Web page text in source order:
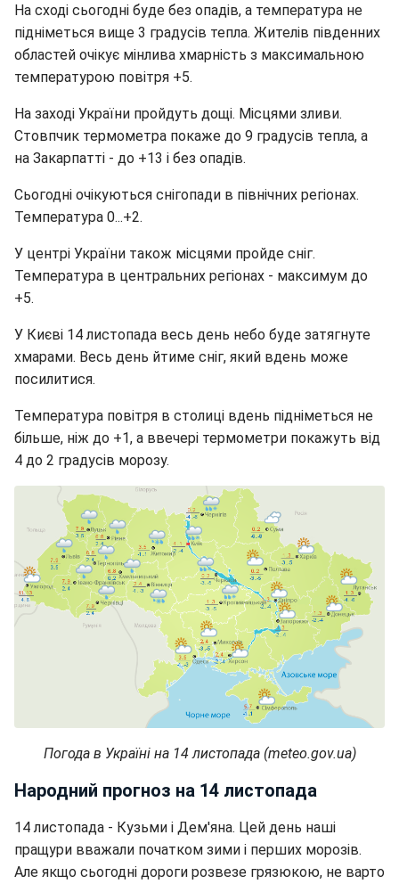
На сході сьогодні буде без опадів, а температура не
підніметься вище 3 градусів тепла. Жителів південних
областей очікує мінлива хмарність з максимальною
температурою повітря +5.
На заході України пройдуть дощі. Місцями зливи.
Стовпчик термометра покаже до 9 градусів тепла, а
на Закарпатті - до +13 і без опадів.
Сьогодні очікуються снігопади в північних регіонах.
Температура 0...+2.
У центрі України також місцями пройде сніг.
Температура в центральних регіонах - максимум до
+5.
У Києві 14 листопада весь день небо буде затягнуте
хмарами. Весь день йтиме сніг, який вдень може
посилитися.
Температура повітря в столиці вдень підніметься не
більше, ніж до +1, а ввечері термометри покажуть від
4 до 2 градусів морозу.
Погода в Україні на 14 листопада (meteo.gov.ua)
Народний прогноз на 14 листопада
14 листопада - Кузьми і Дем'яна. Цей день наші
пращури вважали початком зими і перших морозів.
Але якщо сьогодні дороги розвезе грязюкою, не варто